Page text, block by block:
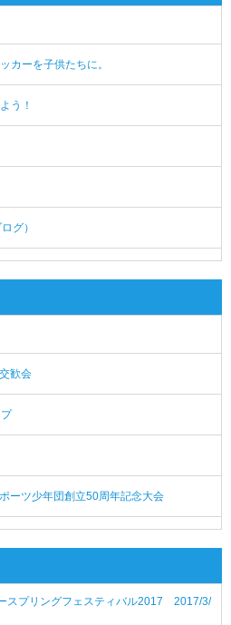
ーを子供たちに。
う！
グ）
歓会
ーツ少年団創立50周年記念大会
スプリングフェスティバル2017 2017/3/